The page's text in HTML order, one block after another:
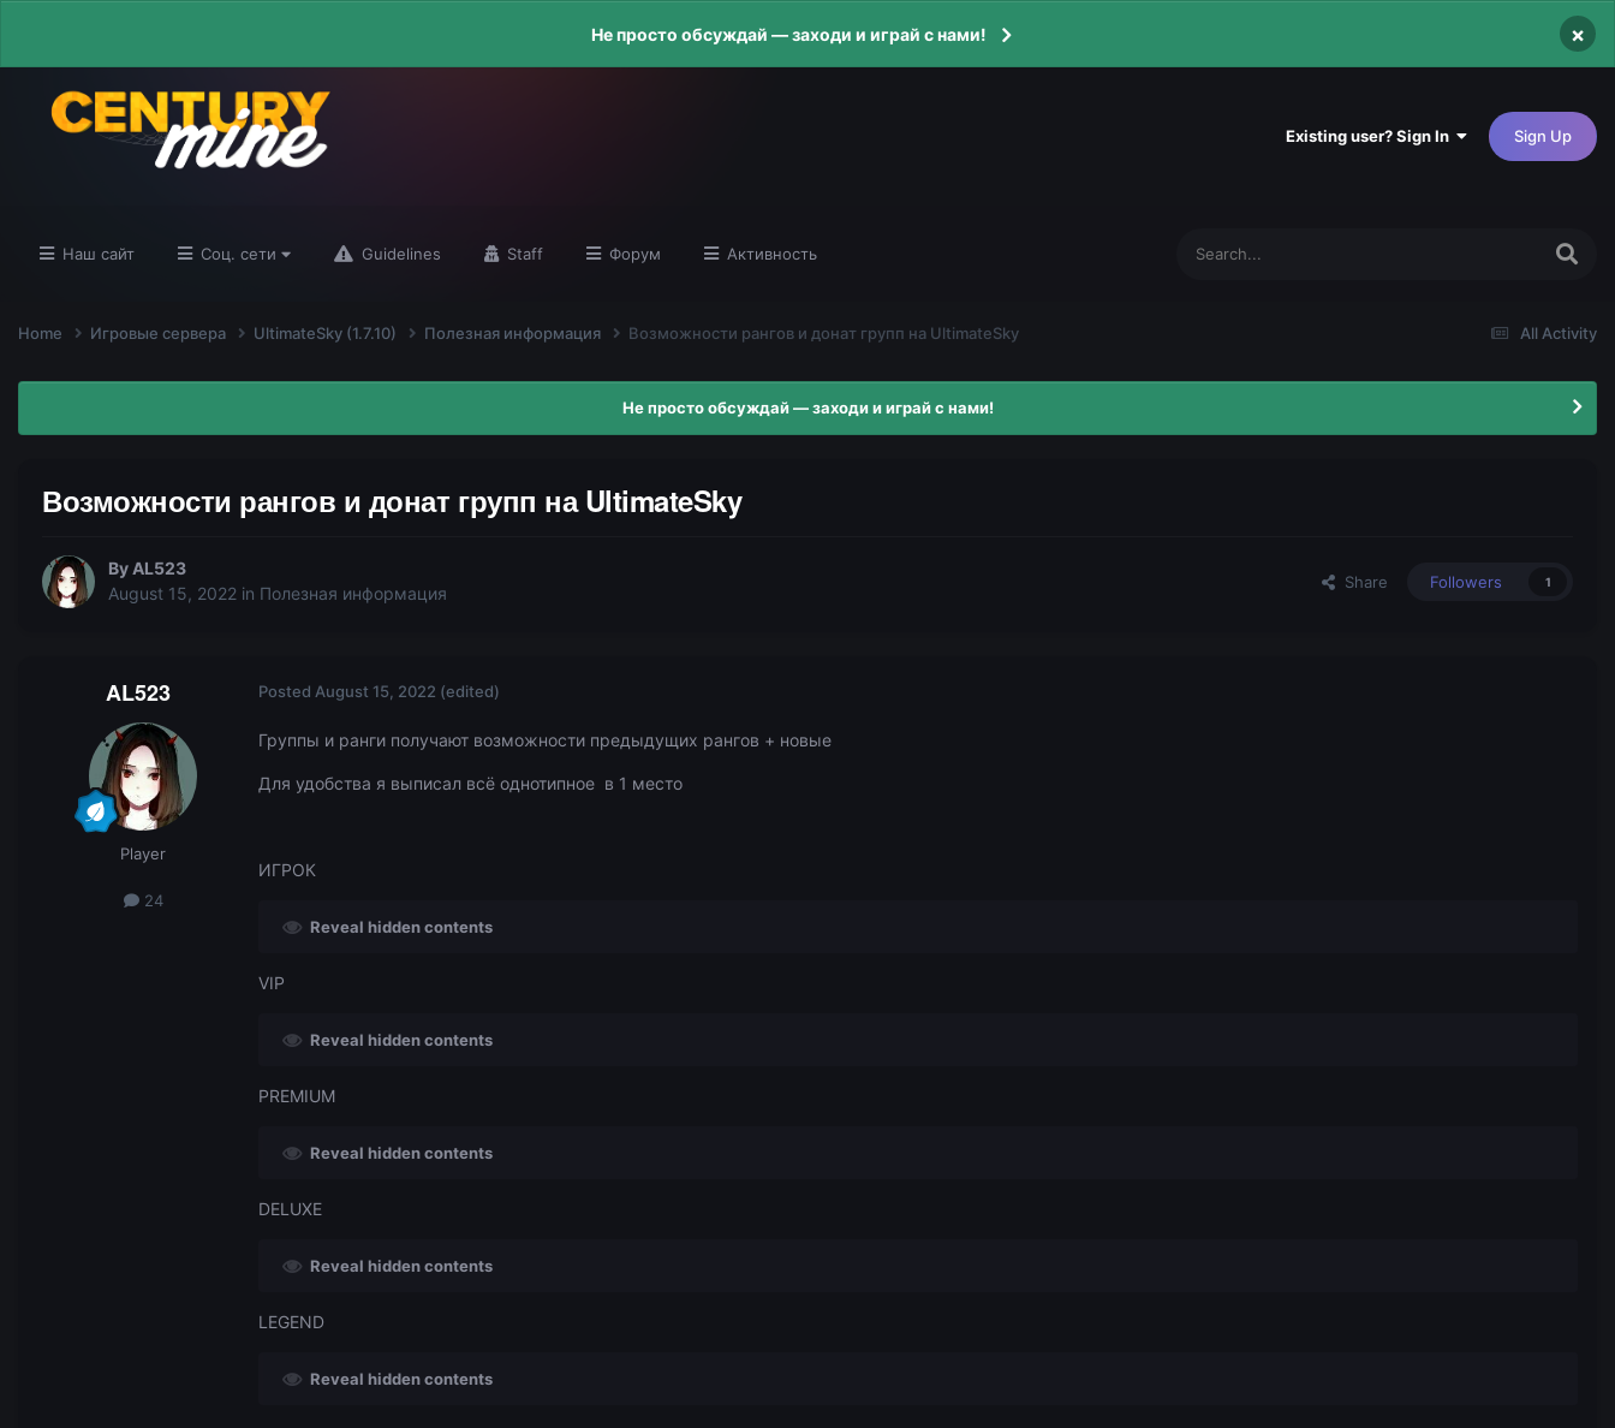
Не просто обсуждай — заходи и играй с нами! ×
Existing user? Sign In Sign Up
Наш сайт Соц. сети Guidelines Staff Форум Активность
All Activity
Home Игровые сервера UltimateSky (1.7.10) Полезная информация Возможности рангов и донат групп на UltimateSky
Не просто обсуждай — заходи и играй с нами!
Возможности рангов и донат групп на UltimateSky
By AL523
August 15, 2022 in Полезная информация
Share Followers 1
AL523
Player
24
Posted August 15, 2022 (edited)
Группы и ранги получают возможности предыдущих рангов + новые
Для удобства я выписал всё однотипное в 1 место
ИГРОК
Reveal hidden contents
VIP
Reveal hidden contents
PREMIUM
Reveal hidden contents
DELUXE
Reveal hidden contents
LEGEND
Reveal hidden contents